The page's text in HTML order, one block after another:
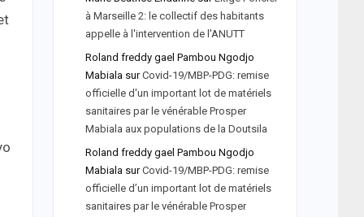
à Marseille 2: le collectif des habitants
appelle à l'intervention de l'ANUTT
Roland freddy gael Pambou Ngodjo
MabialasurCovid-19/MBP-PDG: remise
officielle d'un important lot de matériels
sanitaires par le vénérable Prosper
Mabiala aux populations de la Doutsila
Roland freddy gael Pambou Ngodjo
MabialasurCovid-19/MBP-PDG: remise
officielle d’un important lot de matériels
sanitaires par le vénérable Prosper